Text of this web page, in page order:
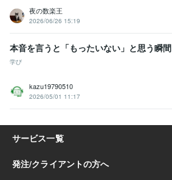
夜の数楽王
2026/06/26 15:19
本音を言うと「もったいない」と思う瞬間
学び
kazu19790510
2026/05/01 11:17